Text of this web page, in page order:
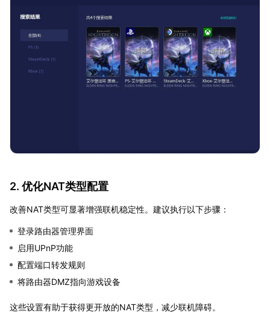
2. 优化NAT类型配置
改善NAT类型可显著增强联机稳定性。建议执行以下步骤：
登录路由器管理界面
启用UPnP功能
配置端口转发规则
将路由器DMZ指向游戏设备
这些设置有助于获得更开放的NAT类型，减少联机障碍。